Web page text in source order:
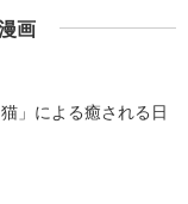
画
」による癒される日